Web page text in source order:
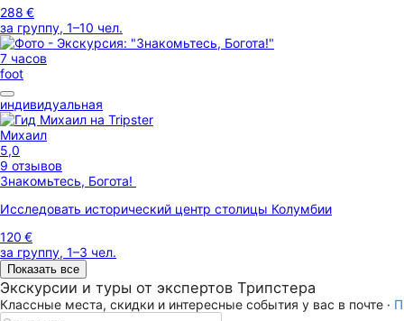
288 €
за группу, 1–10 чел.
7 часов
foot
индивидуальная
Михаил
5,0
9 отзывов
Знакомьтесь, Богота!
Исследовать исторический центр столицы Колумбии
120 €
за группу, 1–3 чел.
Показать все
Экскурсии и туры от экспертов Трипстера
Классные места, скидки и интересные события у вас в почте ·